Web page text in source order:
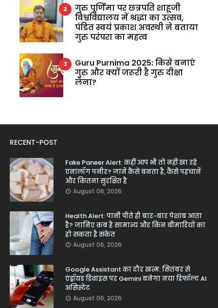
गुरु पूर्णिमा पर छत्रपति शाहूजी
विश्वविद्यालय में श्रद्धा का उत्सव,
पंडित स्वयं प्रकाश अवस्थी ने बताया
गुरु परंपरा का महत्व
Guru Purnima 2025: किसे बनाएं
गुरु और क्यों जरूरी है गुरु दीक्षा
लेना?
RECENT-POST
Fake Paneer Alert: कहीं आप भी तो नहीं खा रहे
एनालॉग पनीर? जानें कैसे बनता है, कैसे पहचानें
और कितना सुरक्षित है
August 06, 2026
Health Alert: पानी पीते ही बार-बार पेशाब आता
है? जानिए कब है सामान्य और किन बीमारियों का
हो सकता है संकेत
August 06, 2026
Google Assistant का दौर खत्म: सितंबर से
एंड्रॉयड डिवाइस पर Gemini बनेगा नया डिफॉल्ट AI
असिस्टेंट
August 06, 2026